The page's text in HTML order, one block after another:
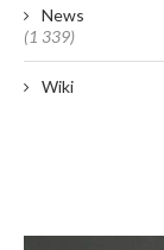
News
(1 339)
Wiki